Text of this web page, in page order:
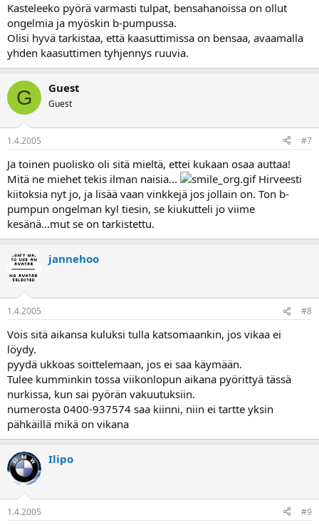
Kasteleeko pyörä varmasti tulpat, bensahanoissa on ollut
ongelmia ja myöskin b-pumpussa.
Olisi hyvä tarkistaa, että kaasuttimissa on bensaa, avaamalla
yhden kaasuttimen tyhjennys ruuvia.
G Guest
Guest
1.4.2005 #7
Ja toinen puolisko oli sitä mieltä, ettei kukaan osaa auttaa!
Mitä ne miehet tekis ilman naisia...
Hirveesti
kiitoksia nyt jo, ja lisää vaan vinkkejä jos jollain on. Ton b-
pumpun ongelman kyl tiesin, se kiukutteli jo viime
kesänä...mut se on tarkistettu.
jannehoo
1.4.2005 #8
Vois sitä aikansa kuluksi tulla katsomaankin, jos vikaa ei
löydy.
pyydä ukkoas soittelemaan, jos ei saa käymään.
Tulee kumminkin tossa viikonlopun aikana pyörittyä tässä
nurkissa, kun sai pyörän vakuutuksiin.
numerosta 0400-937574 saa kiinni, niin ei tartte yksin
pähkäillä mikä on vikana
Ilipo
1.4.2005 #9